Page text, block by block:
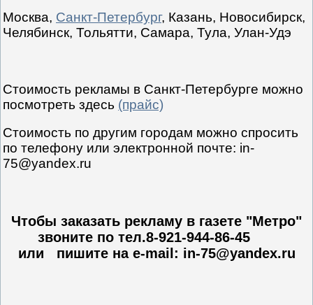
Москва, Санкт-Петербург, Казань, Новосибирск,
Челябинск, Тольятти, Самара, Тула, Улан-Удэ
Стоимость рекламы в Санкт-Петербурге можно
посмотреть здесь (прайс)
Стоимость по другим городам можно спросить
по телефону или электронной почте: in-
75@yandex.ru
Чтобы заказать рекламу в газете "Метро"
звоните по тел.8-921-944-86-45
или пишите на e-mail: in-75@yandex.ru